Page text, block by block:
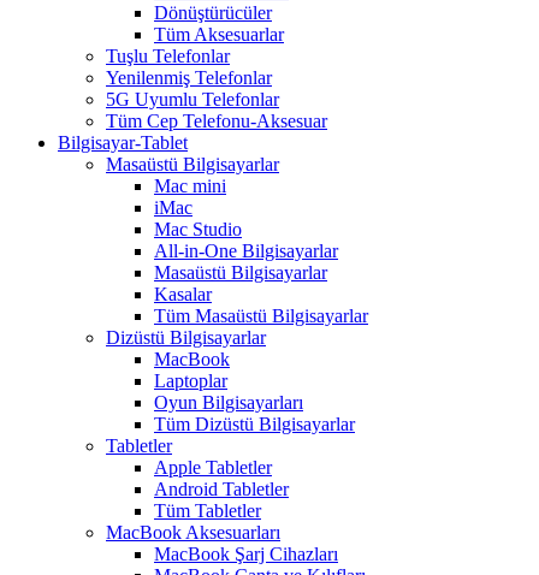
Dönüştürücüler
Tüm Aksesuarlar
Tuşlu Telefonlar
Yenilenmiş Telefonlar
5G Uyumlu Telefonlar
Tüm Cep Telefonu-Aksesuar
Bilgisayar-Tablet
Masaüstü Bilgisayarlar
Mac mini
iMac
Mac Studio
All-in-One Bilgisayarlar
Masaüstü Bilgisayarlar
Kasalar
Tüm Masaüstü Bilgisayarlar
Dizüstü Bilgisayarlar
MacBook
Laptoplar
Oyun Bilgisayarları
Tüm Dizüstü Bilgisayarlar
Tabletler
Apple Tabletler
Android Tabletler
Tüm Tabletler
MacBook Aksesuarları
MacBook Şarj Cihazları